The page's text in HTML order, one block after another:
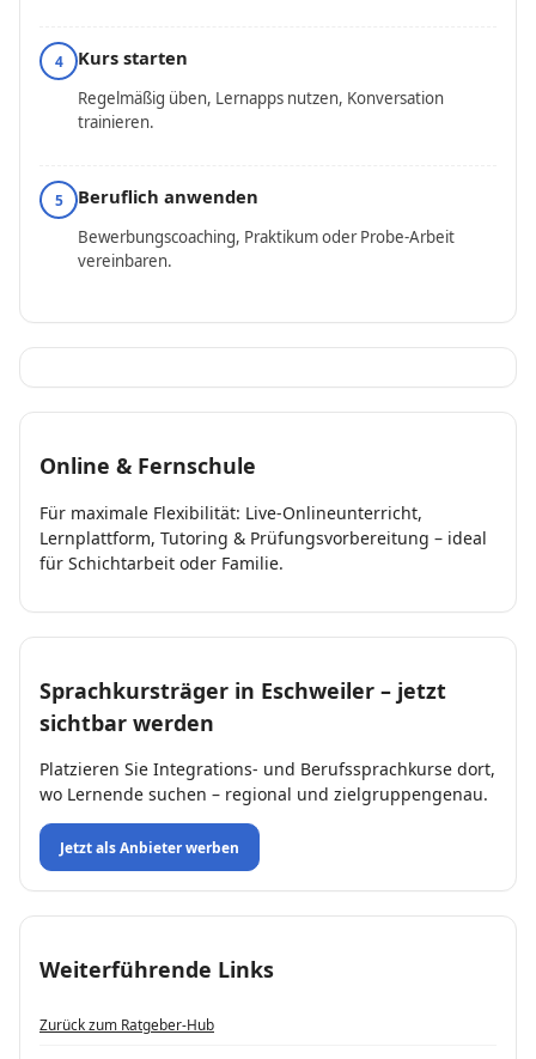
4 Kurs starten
Regelmäßig üben, Lernapps nutzen, Konversation
trainieren.
5 Beruflich anwenden
Bewerbungscoaching, Praktikum oder Probe-Arbeit
vereinbaren.
Online & Fernschule
Für maximale Flexibilität: Live-Onlineunterricht,
Lernplattform, Tutoring & Prüfungsvorbereitung – ideal
für Schichtarbeit oder Familie.
Sprachkursträger in Eschweiler – jetzt
sichtbar werden
Platzieren Sie Integrations- und Berufssprachkurse dort,
wo Lernende suchen – regional und zielgruppengenau.
Jetzt als Anbieter werben
Weiterführende Links
Zurück zum Ratgeber-Hub